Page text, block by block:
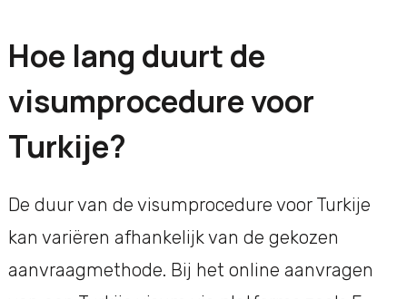
Hoe lang duurt de
visumprocedure voor
Turkije?
De duur van de visumprocedure voor Turkije
kan variëren afhankelijk van de gekozen
aanvraagmethode. Bij het online aanvragen